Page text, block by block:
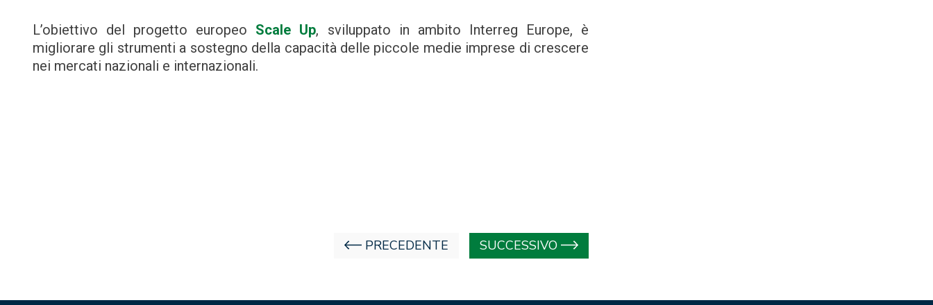
L’obiettivo del progetto europeo Scale Up, sviluppato in ambito Interreg Europe, è
migliorare gli strumenti a sostegno della capacità delle piccole medie imprese di crescere
nei mercati nazionali e internazionali.
PRECEDENTE SUCCESSIVO